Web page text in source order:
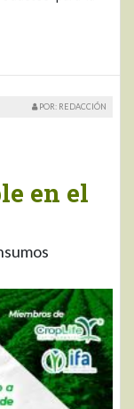
POR: REDACCIÓN
en el